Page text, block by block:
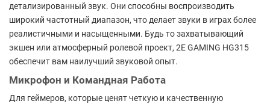
детализированный звук. Они способны воспроизводить
широкий частотный диапазон, что делает звуки в играх более
реалистичными и насыщенными. Будь то захватывающий
экшен или атмосферный ролевой проект, 2E GAMING HG315
обеспечит вам наилучший звуковой опыт.
Микрофон и Командная Работа
Для геймеров, которые ценят четкую и качественную